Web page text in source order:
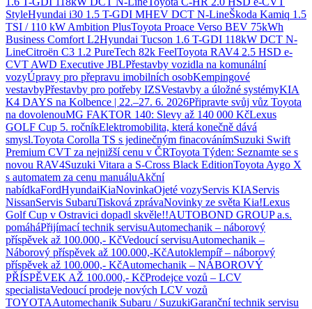
StyleHyundai i30 1.5 T-GDI MHEV DCT N-LineŠkoda Kamiq 1.5
TSI / 110 kW Ambition PlusToyota Proace Verso BEV 75kWh
Business Comfort L2Hyundai Tucson 1.6 T-GDI 118kW DCT N-
LineCitroën C3 1.2 PureTech 82k FeelToyota RAV4 2.5 HSD e-
CVT AWD Executive JBLPřestavby vozidla na komunální
vozyÚpravy pro přepravu imobilních osobKempingové
vestavbyPřestavby pro potřeby IZSVestavby a úložné systémyKIA
K4 DAYS na Kolbence | 22.–27. 6. 2026Připravte svůj vůz Toyota
na dovolenouMG FAKTOR 140: Slevy až 140 000 KčLexus
GOLF Cup 5. ročníkElektromobilita, která konečně dává
smysl.Toyota Corolla TS s jedinečným finacovánímSuzuki Swift
Premium CVT za nejnižší cenu v ČRToyota Týden: Seznamte se s
novou RAV4Suzuki Vitara a S-Cross Black EditionToyota Aygo X
s automatem za cenu manuáluAkční
nabídkaFordHyundaiKiaNovinkaOjeté vozyServis KIAServis
NissanServis SubaruTisková zprávaNovinky ze světa Kia!Lexus
Golf Cup v Ostravici dopadl skvěle!!AUTOBOND GROUP a.s.
pomáháPřijímací technik servisuAutomechanik – náborový
příspěvek až 100.000,- KčVedoucí servisuAutomechanik –
Náborový příspěvek až 100.000,-KčAutoklempíř – náborový
příspěvek až 100.000,- KčAutomechanik – NÁBOROVÝ
PŘÍSPĚVEK AŽ 100.000,- KčProdejce vozů – LCV
specialistaVedoucí prodeje nových LCV vozů
TOYOTAAutomechanik Subaru / SuzukiGaranční technik servisu